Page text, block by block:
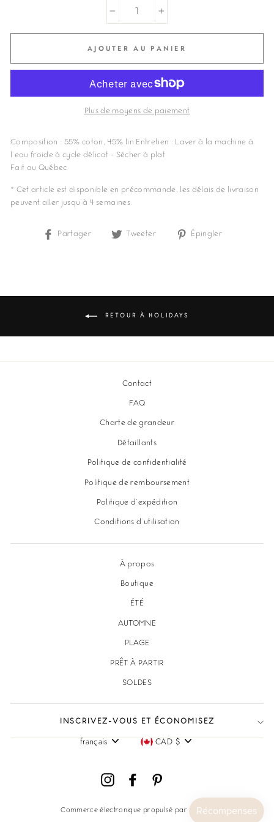
+
AJOUTER AU PANIER
Plus de moyens de paiement
Composition : 55% coton, 45% lin Entretien : Laver à la machine à
l'eau froide à cycle délicat - Sécher à plat
Fait au Québec
* Cet article est disponible en précommande, les délais de livraison
peuvent aller jusqu'à 4 semaines.
Partager
PartagerTweeter
TweeterÉpingler
RETOUR À HOLIDAYS
Contact
FAQ
Charte de grandeur
Détaillants
Politique de confidentialité
Politique de remboursement
Politique d'expédition
Conditions d'utilisation
À propos
Boutique
ÉTÉ
AUTOMNE
PLAGE
PRÊT À PARTIR
SOLDES
INSCRIVEZ-VOUS ET ÉCONOMISEZ
Langue
français Devise
CAD $
InstagramFacebook
Commerce électronique propulsé par Shopify